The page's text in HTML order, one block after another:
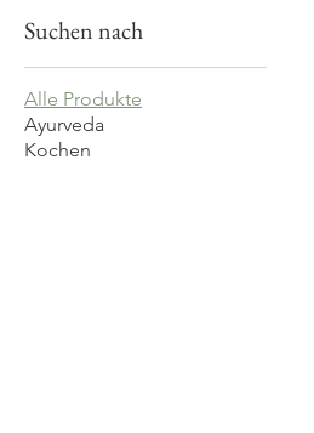
Suchen nach
Alle Produkte
Ayurveda
Kochen